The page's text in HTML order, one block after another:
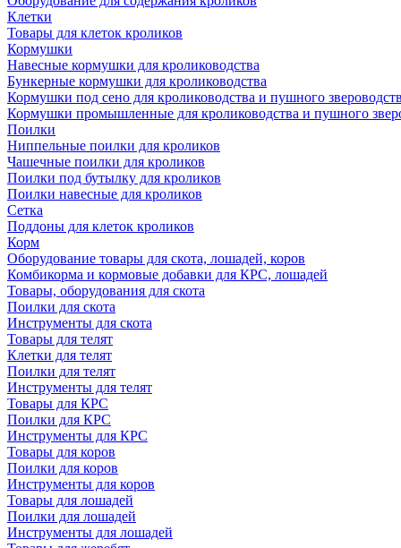
Клетки
Товары для клеток кроликов
Кормушки
Навесные кормушки для кролиководства
Бункерные кормушки для кролиководства
Кормушки под сено для кролиководства и пушного
Кормушки промышленные для кролиководства и пушного
Поилки
Ниппельные поилки для кроликов
Чашечные поилки для кроликов
Поилки под бутылку для кроликов
Поилки навесные для кроликов
Сетка
Поддоны для клеток кроликов
Корм
Оборудование товары для скота, лошадей, коров
Комбикорма и кормовые добавки для КРС, лошадей
Товары, оборудования для скота
Поилки для скота
Инструменты для скота
Товары для телят
Клетки для телят
Поилки для телят
Инструменты для телят
Товары для КРС
Поилки для КРС
Инструменты для КРС
Товары для коров
Поилки для коров
Инструменты для коров
Товары для лошадей
Поилки для лошадей
Инструменты для лошадей